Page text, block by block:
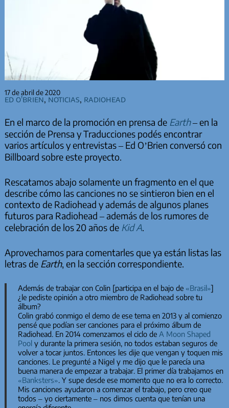
17 de abril de 2020
Ed O'Brien, Noticias, Radiohead
En el marco de la promoción en prensa de Earth– en la
sección de Prensa y Traducciones podés encontrar
varios artículos y entrevistas – Ed O’Brien conversó con
Billboard sobre este proyecto.
Rescatamos abajo solamente un fragmento en el que
describe cómo las canciones no se sintieron bien en el
contexto de Radiohead y además de algunos planes
futuros para Radiohead – además de los rumores de
celebración de los 20 años de Kid A.
Aprovechamos para comentarles que ya están listas las
letras de Earth, en la sección correspondiente.
Además de trabajar con Colin [participa en el bajo de «Brasil»]
¿le pediste opinión a otro miembro de Radiohead sobre tu
álbum?
Colin grabó conmigo el demo de ese tema en 2013 y al comienzo
pensé que podían ser canciones para el próximo álbum de
Radiohead. En 2014 comenzamos el ciclo deA Moon Shaped
Pool y durante la primera sesión, no todos estaban seguros de
volver a tocar juntos. Entonces les dije que vengan y toquen mis
canciones. Le pregunté a Nigel y me dijo que le parecía una
buena manera de empezar a trabajar. El primer día trabajamos en
«Banksters». Y supe desde ese momento que no era lo correcto.
Mis canciones ayudaron a comenzar el trabajo, pero creo que
todos – yo ciertamente – nos dimos cuenta que tenían una